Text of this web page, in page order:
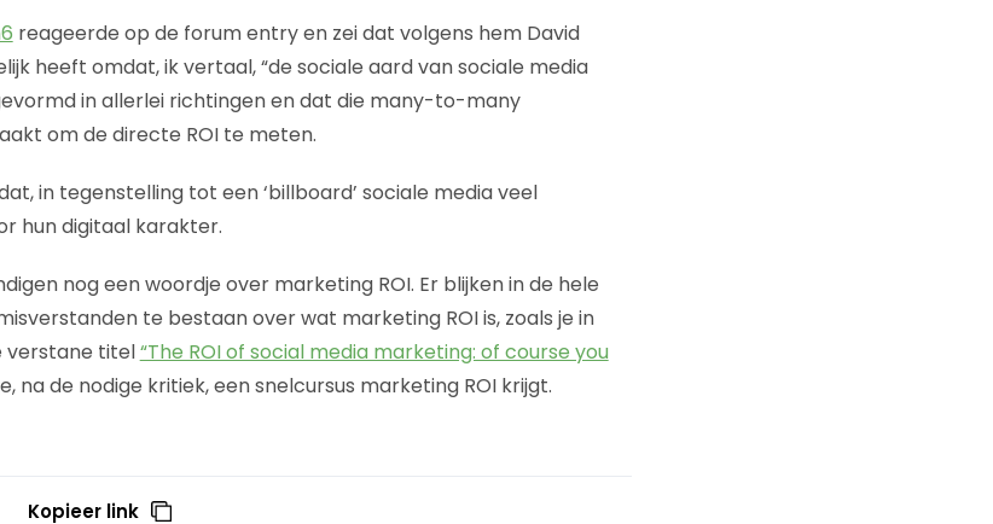
reageerde op de forum entry en zei dat volgens hem David
heeft omdat, ik vertaal, “de sociale aard van sociale media
in allerlei richtingen en dat die many-to-many
om de directe ROI te meten.
in tegenstelling tot een ‘billboard’ sociale media veel
hun digitaal karakter.
nog een woordje over marketing ROI. Er blijken in de hele
te bestaan over wat marketing ROI is, zoals je in
verstane titel“The ROI of social media marketing: of course you
na de nodige kritiek, een snelcursus marketing ROI krijgt.
Kopieer link